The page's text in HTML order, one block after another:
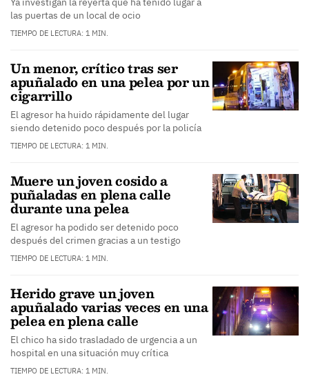
las puertas de un local de ocio
TIEMPO DE LECTURA: 1 MIN.
Un menor, crítico tras ser
apuñalado en una pelea por un
cigarrillo
El agresor ha huido rápidamente del lugar
siendo detenido poco después por la policía
TIEMPO DE LECTURA: 1 MIN.
Muere un joven cosido a
puñaladas en plena calle
durante una pelea
El agresor ha podido ser detenido poco
después del crimen gracias a un testigo
TIEMPO DE LECTURA: 1 MIN.
Herido grave un joven
apuñalado varias veces en una
pelea en plena calle
El chico ha sido trasladado de urgencia a un
hospital en una situación muy crítica
TIEMPO DE LECTURA: 1 MIN.